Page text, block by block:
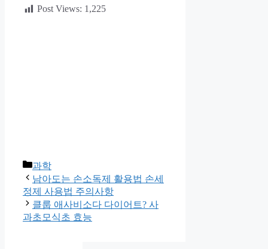
Post Views: 1,225
카
테
고
리
과학
남아도는 손소독제 활용법 손세
정제 사용법 주의사항
클룹 애사비소다 다이어트? 사
과초모식초 효능